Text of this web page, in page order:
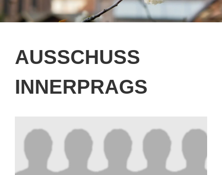
AUSSCHUSS
INNERPRAGS